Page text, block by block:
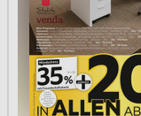
identifizieren